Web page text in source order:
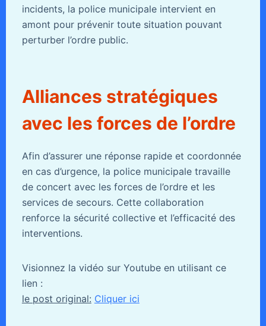
incidents, la police municipale intervient en
amont pour prévenir toute situation pouvant
perturber l’ordre public.
Alliances stratégiques
avec les forces de l’ordre
Afin d’assurer une réponse rapide et coordonnée
en cas d’urgence, la police municipale travaille
de concert avec les forces de l’ordre et les
services de secours. Cette collaboration
renforce la sécurité collective et l’efficacité des
interventions.
Visionnez la vidéo sur Youtube en utilisant ce
lien :
le post original: Cliquer ici